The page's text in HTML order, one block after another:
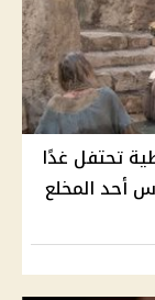
تحتفل غدًا
أحد المخلع